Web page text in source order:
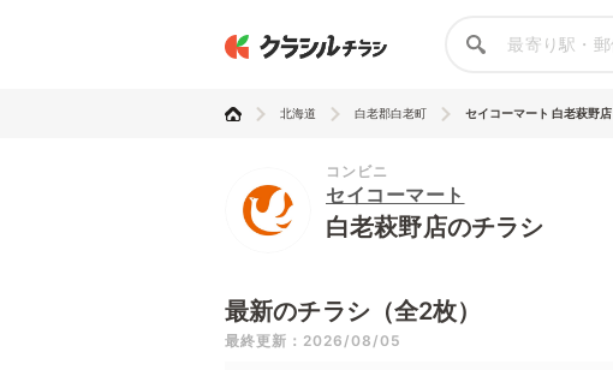
北海道 白老郡白老町 セイコーマート 白老萩野店
コンビニ
セイコーマート
白老萩野店のチラシ
最新のチラシ（全2枚）
最終更新：2026/08/05